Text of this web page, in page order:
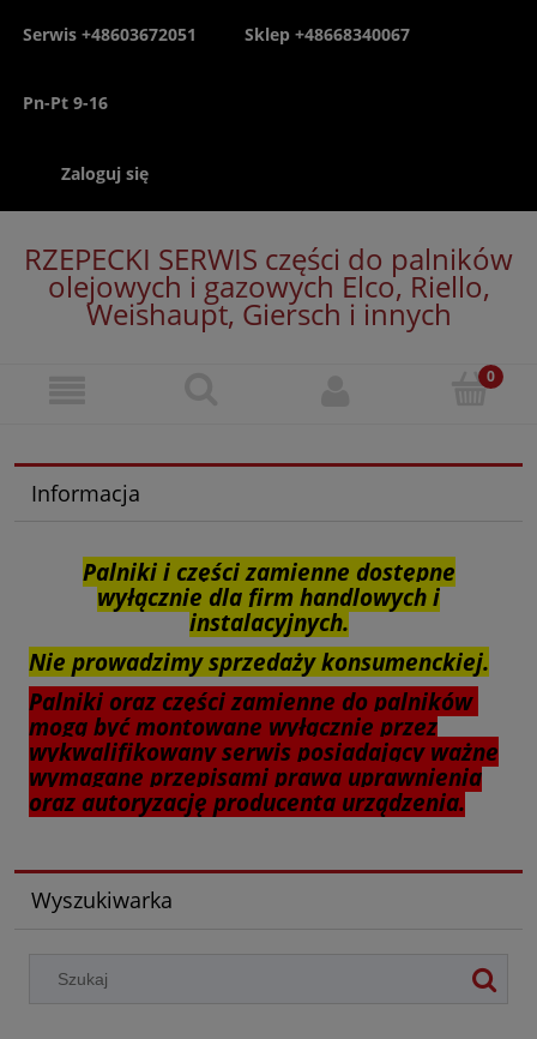
Serwis +48603672051 Sklep +48668340067
Pn-Pt 9-16
Zaloguj się
RZEPECKI SERWIS części do palników
olejowych i gazowych Elco, Riello,
Weishaupt, Giersch i innych
Informacja
Palniki i części zamienne dostępne
wyłącznie dla firm handlowych i
instalacyjnych.
Nie prowadzimy sprzedaży konsumenckiej.
Palniki oraz części zamienne do palników
mogą być montowane wyłącznie przez
wykwalifikowany serwis posiadający ważne
wymagane przepisami prawa uprawnienia
oraz autoryzację producenta urządzenia.
Wyszukiwarka